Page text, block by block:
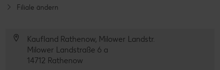
Filiale ändern
Kaufland Rathenow, Milower Landstr.
Milower Landstraße 6 a
14712 Rathenow